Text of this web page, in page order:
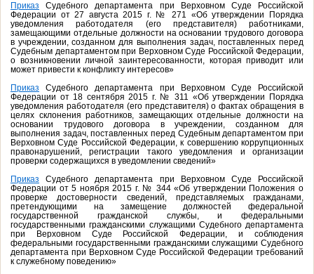
Приказ Судебного департамента при Верховном Суде Российской
Федерации от 27 августа 2015 г. № 271 «Об утверждении Порядка
уведомления работодателя (его представителя) работниками,
замещающими отдельные должности на основании трудового договора
в учреждении, созданном для выполнения задач, поставленных перед
Судебным департаментом при Верховном Суде Российской Федерации,
о возникновении личной заинтересованности, которая приводит или
может привести к конфликту интересов»
Приказ Судебного департамента при Верховном Суде Российской
Федерации от 18 сентября 2015 г. № 311 «Об утверждении Порядка
уведомления работодателя (его представителя) о фактах обращения в
целях склонения работников, замещающих отдельные должности на
основании трудового договора в учреждении, созданном для
выполнения задач, поставленных перед Судебным департаментом при
Верховном Суде Российской Федерации, к совершению коррупционных
правонарушений, регистрации такого уведомления и организации
проверки содержащихся в уведомлении сведений»
Приказ Судебного департамента при Верховном Суде Российской
Федерации от 5 ноября 2015 г. № 344 «Об утверждении Положения о
проверке достоверности сведений, представляемых гражданами,
претендующими на замещение должностей федеральной
государственной гражданской службы, и федеральными
государственными гражданскими служащими Судебного департамента
при Верховном Суде Российской Федерации, и соблюдения
федеральными государственными гражданскими служащими Судебного
департамента при Верховном Суде Российской Федерации требований
к служебному поведению»